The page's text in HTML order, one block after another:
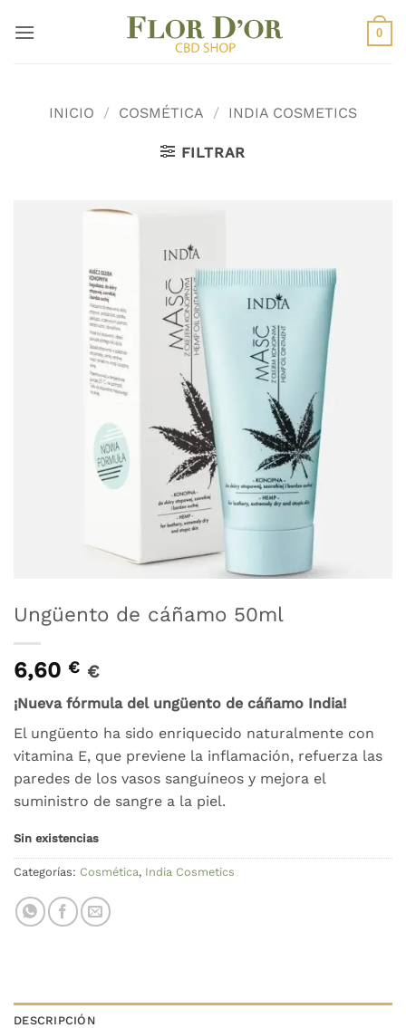
0
INICIO / COSMÉTICA / INDIA COSMETICS
FILTRAR
Ungüento de cáñamo 50ml
6,60 € €
¡Nueva fórmula del ungüento de cáñamo India!
El ungüento ha sido enriquecido naturalmente con
vitamina E, que previene la inflamación, refuerza las
paredes de los vasos sanguíneos y mejora el
suministro de sangre a la piel.
Sin existencias
Categorías: Cosmética, India Cosmetics
DESCRIPCIÓN